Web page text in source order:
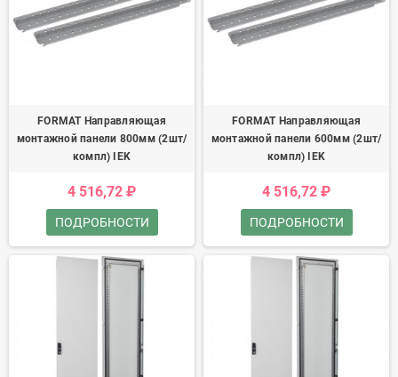
FORMAT Направляющая
монтажной панели 800мм (2шт/
компл) IEK
4 516,72 ₽
ПОДРОБНОСТИ
FORMAT Направляющая
монтажной панели 600мм (2шт/
компл) IEK
4 516,72 ₽
ПОДРОБНОСТИ